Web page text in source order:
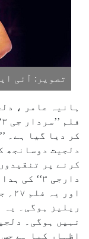
تصویر: آئی
ہانیہ عامر ،
کر دیا گیا ہے۔
دلجیت دوسانجھ
کرنے پر
دارجی
ریلیز ہوگی۔ یہ
نہیں ہوگی۔
اظہار کیا ہے جس